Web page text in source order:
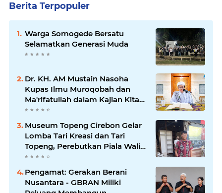
Berita Terpopuler
Warga Somogede Bersatu
Selamatkan Generasi Muda
Dr. KH. AM Mustain Nasoha
Kupas Ilmu Muroqobah dan
Ma'rifatullah dalam Kajian Kitab
Ihya' Ulumuddin
Museum Topeng Cirebon Gelar
Lomba Tari Kreasi dan Tari
Topeng, Perebutkan Piala Wali
Kota
Pengamat: Gerakan Berani
Nusantara - GBRAN Miliki